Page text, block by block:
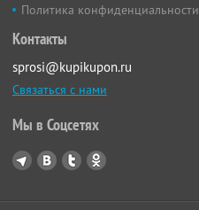
Политика конфиденциальности
Контакты
sprosi@kupikupon.ru
Связаться с нами
Мы в Соцсетях